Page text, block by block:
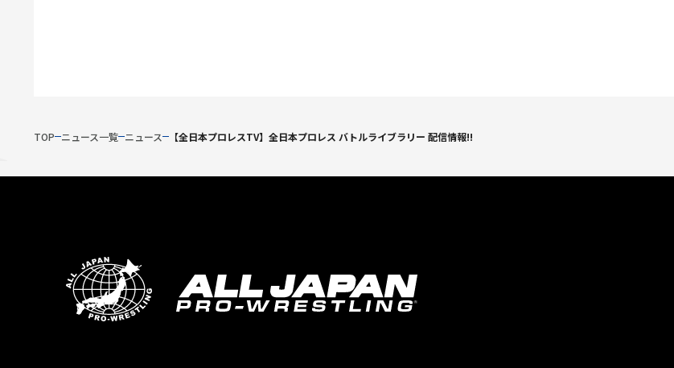
TOP ニュース一覧 ニュース 【全日本プロレスTV】全日本プロレス バトルライブラリー 配信情報!!